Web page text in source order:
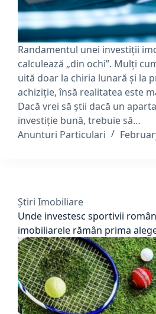
Randamentul unei investiții
calculează „din ochi”. Mulți
uită doar la chiria lunară și la
achiziție, însă realitatea este
Dacă vrei să știi dacă un
investiție bună, trebuie să…
Anunturi Particulari
Știri Imobiliare
Unde investesc sportivii
imobiliarele rămân prima